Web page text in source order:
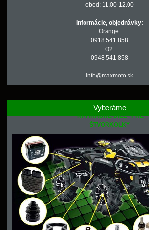
obed: 11.00-12.00
Informácie, objednávky:
Orange:
0918 541 858
O2:
0948 541 858
info@maxmoto.sk
Vyberáme
NÁHRADNÉ DIELY PRE
ŠTVORKOLKY